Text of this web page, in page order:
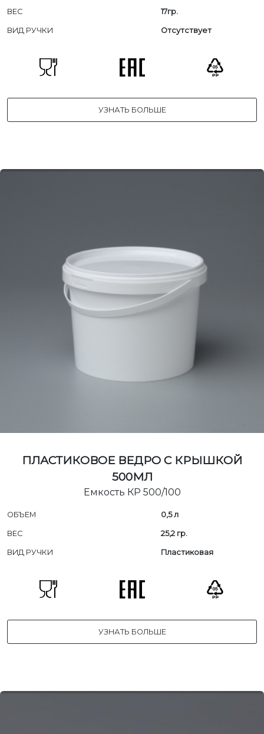
ВЕС 17гр.
ВИД РУЧКИ Отсутствует
УЗНАТЬ БОЛЬШЕ
ПЛАСТИКОВОЕ ВЕДРО С КРЫШКОЙ
500МЛ
Емкость КР 500/100
ОБЪЕМ 0,5 л
ВЕС 25,2 гр.
ВИД РУЧКИ Пластиковая
УЗНАТЬ БОЛЬШЕ